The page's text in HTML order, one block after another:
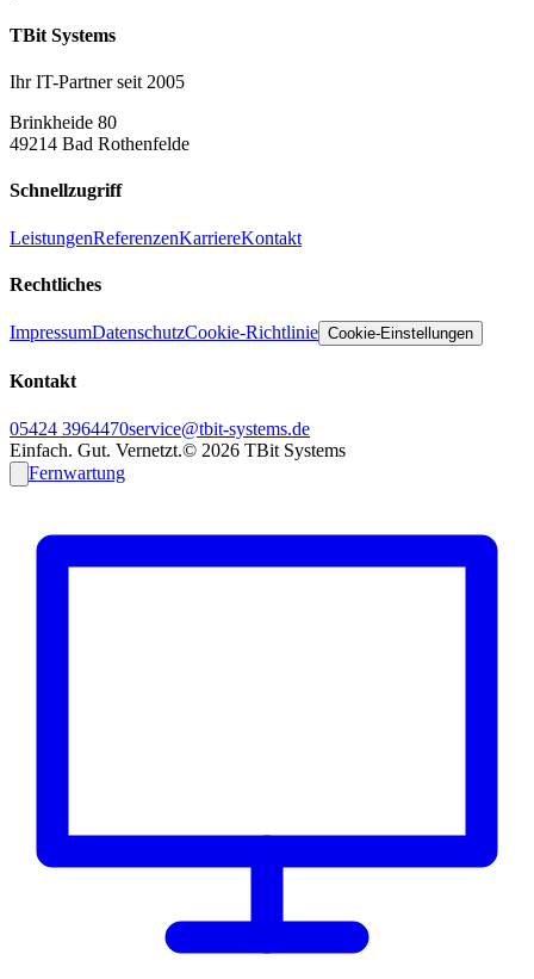
TBit Systems
Ihr IT-Partner seit 2005
Brinkheide 80
49214 Bad Rothenfelde
Schnellzugriff
LeistungenReferenzenKarriereKontakt
Rechtliches
ImpressumDatenschutzCookie-Richtlinie Cookie-Einstellungen
Kontakt
05424 3964470service@tbit-systems.de
Einfach. Gut. Vernetzt.© 2026 TBit Systems
Fernwartung